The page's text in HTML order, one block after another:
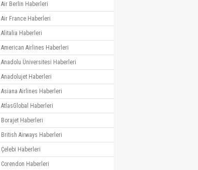
Air Berlin Haberleri
Air France Haberleri
Alitalia Haberleri
American Airlines Haberleri
Anadolu Üniversitesi Haberleri
Anadolujet Haberleri
Asiana Airlines Haberleri
AtlasGlobal Haberleri
Borajet Haberleri
British Airways Haberleri
Çelebi Haberleri
Corendon Haberleri